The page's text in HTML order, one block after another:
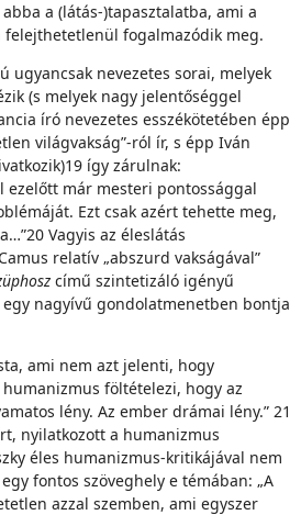
a (látás-)tapasztalatba, ami a
felejthetetlenül fogalmazódik meg.
ugyancsak nevezetes sorai, melyek
(s melyek nagy jelentőséggel
író nevezetes esszékötetében épp
világvakság”-ról ír, s épp Iván
így zárulnak:
ezelőtt már mesteri pontossággal
Ezt csak azért tehette meg,
Vagyis az éleslátás
relatív „abszurd vakságával”
című szintetizáló igényű
nagyívű gondolatmenetben bontja
ami nem azt jelenti, hogy
föltételezi, hogy az
lény. Az ember drámai lény.” 21
nyilatkozott a humanizmus
éles humanizmus-kritikájával nem
fontos szöveghely e témában: „A
azzal szemben, ami egyszer